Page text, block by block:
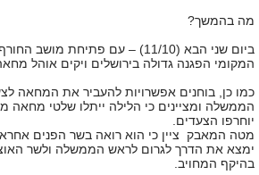
מה בהמשך?
ביום שני הבא (11/10) – עם פתיחת
המקומי הפגנה גדולה בירושלים ויקים אוהל
כמו כן, בוחנים אפשרויות להעביר את המחאה
הממשלה ומציינים כי הלילה ייתלו שלטי מחאה
יוחרפו הצעדים.
מטה המאבק ציין כי הוא רואה בשר הפנים
ימצא את הדרך לגרום לראש הממשלה ולשר
בהיקף המחויב.